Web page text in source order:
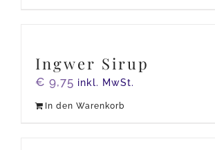
Ingwer Sirup
€ 9,75 inkl. MwSt.
In den Warenkorb